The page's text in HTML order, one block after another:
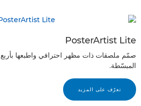
PosterArtist Lite
صمّم ملصقات ذات مظهر احترافي واطبعها
المبسّطة.
تعرّف على المزيد